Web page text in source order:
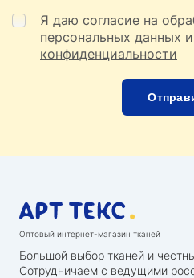
Я даю согласие на
персональных данных
конфиденциальности
Оптовый интернет-магазин тканей
Большой выбор тканей и
Сотрудничаем с ведущими